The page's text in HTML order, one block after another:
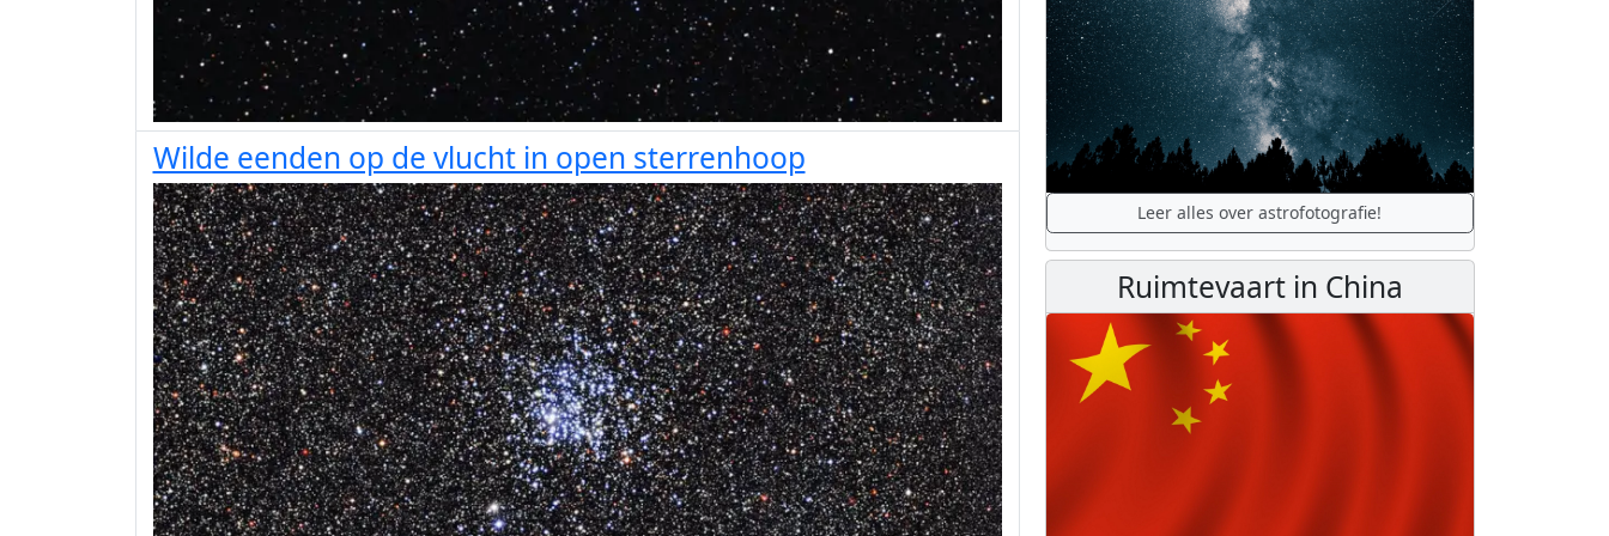
Wilde eenden op de vlucht in open sterrenhoop
Leer alles over astrofotografie!
Ruimtevaart in China